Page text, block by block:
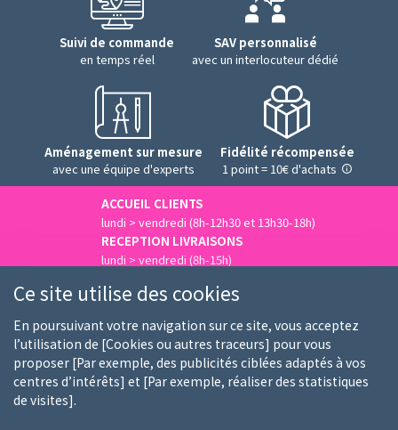
Suivi de commande
en temps réel
SAV personnalisé
avec un interlocuteur dédié
Aménagement sur mesure
avec une équipe d'experts
Fidélité récompensée
1 point = 10€ d'achats
ACCUEIL CLIENTS
lundi > vendredi (8h-12h30 et 13h30-18h)
RECEPTION LIVRAISONS
lundi > vendredi (8h-15h)
Qui sommes-nous Nos clients
Nos marques
Ce site utilise des cookies
En poursuivant votre navigation sur ce site, vous acceptez
l’utilisation de [Cookies ou autres traceurs] pour vous
proposer [Par exemple, des publicités ciblées adaptés à vos
centres d’intérêts] et [Par exemple, réaliser des statistiques
de visites].